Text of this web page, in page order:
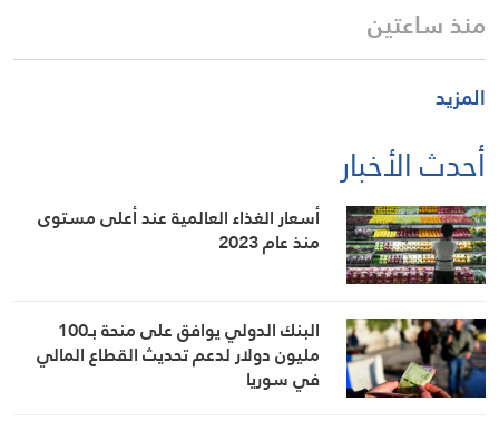
منذ ساعتين
المزيد
أحدث الأخبار
أسعار الغذاء العالمية عند أعلى مستوى
منذ عام 2023
البنك الدولي يوافق على منحة بـ100
مليون دولار لدعم تحديث القطاع المالي
في سوريا